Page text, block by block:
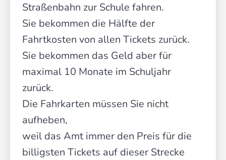
Straßenbahn zur Schule fahren.
Sie bekommen die Hälfte der
Fahrtkosten von allen Tickets zurück.
Sie bekommen das Geld aber für
maximal 10 Monate im Schuljahr
zurück.
Die Fahrkarten müssen Sie nicht
aufheben,
weil das Amt immer den Preis für die
billigsten Tickets auf dieser Strecke